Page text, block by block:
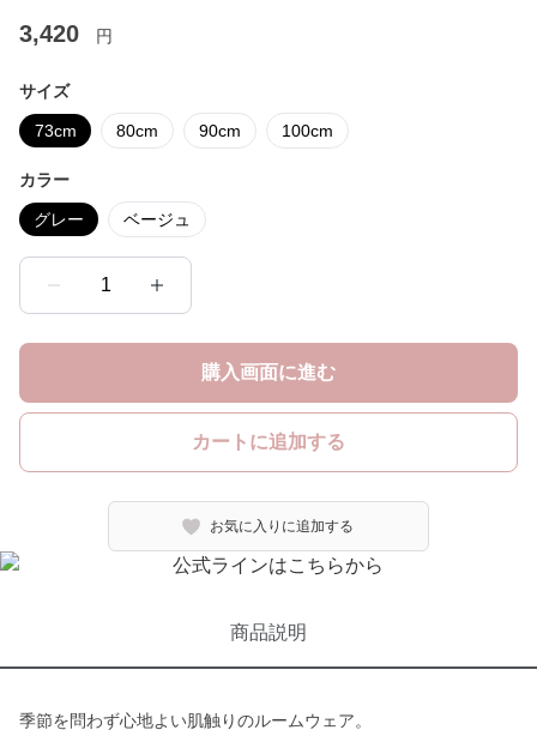
3,420 円
サイズ
73cm 80cm 90cm 100cm
カラー
グレー ベージュ
1
購入画面に進む
カートに追加する
お気に入りに追加する
商品説明
季節を問わず心地よい肌触りのルームウェア。